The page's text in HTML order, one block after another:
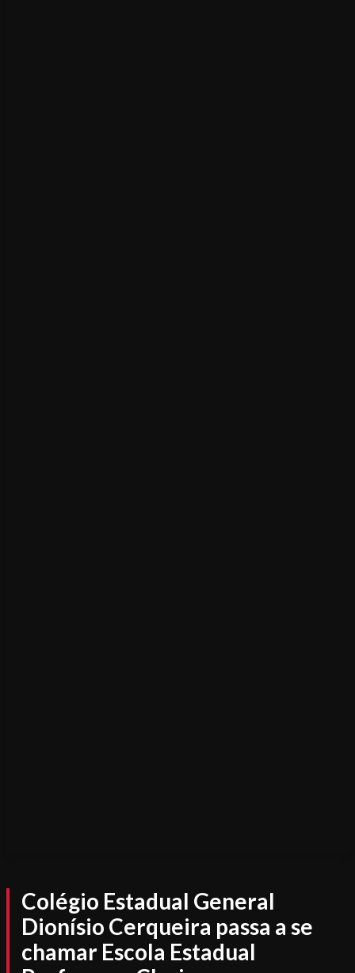
Colégio Estadual General
Dionísio Cerqueira passa a se
chamar Escola Estadual